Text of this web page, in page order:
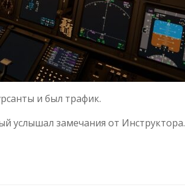
и был трафик.
услышал замечания от Инструктора.